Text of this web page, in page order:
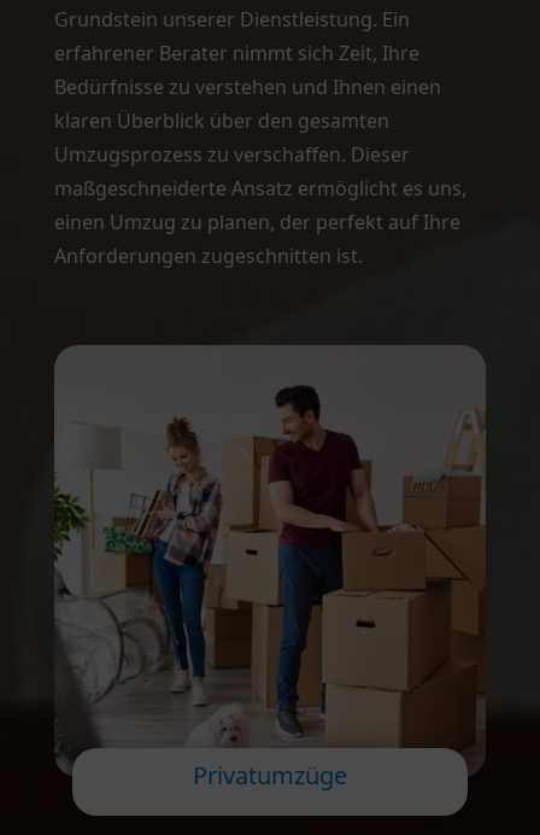
Grundstein unserer Dienstleistung. Ein
erfahrener Berater nimmt sich Zeit, Ihre
Bedürfnisse zu verstehen und Ihnen einen
klaren Überblick über den gesamten
Umzugsprozess zu verschaffen. Dieser
maßgeschneiderte Ansatz ermöglicht es uns,
einen Umzug zu planen, der perfekt auf Ihre
Anforderungen zugeschnitten ist.
Privatumzüge